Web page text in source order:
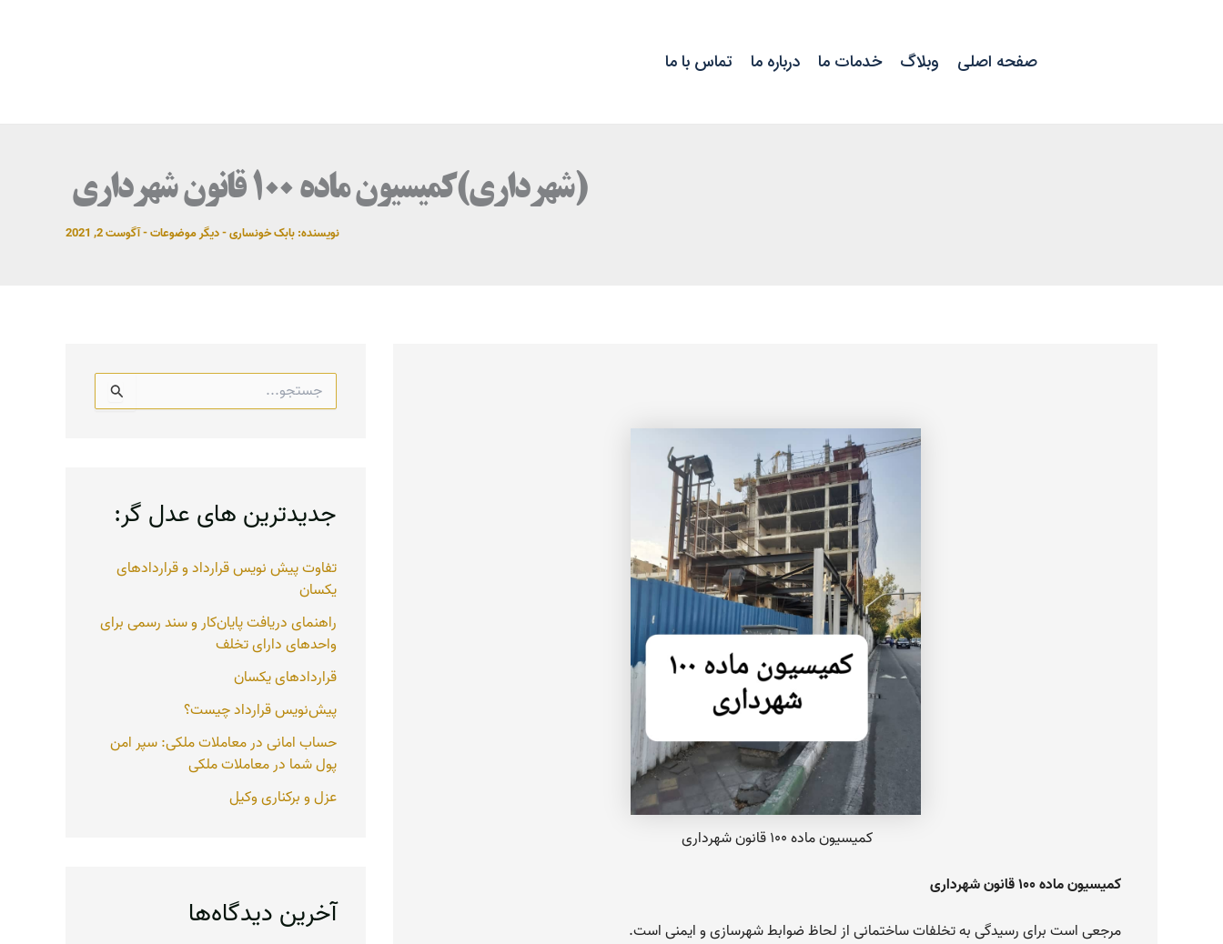
صفحه اصلی وبلاگ خدمات ما درباره ما تماس با ما
(شهرداری)کمیسیون ماده ۱۰۰ قانون شهرداری
نویسنده:بابک خونساری-دیگر موضوعات-آگوست 2, 2021
کمیسیون ماده ۱۰۰ قانون شهرداری
کمیسیون ماده ۱۰۰ قانون شهرداری
مرجعی است برای رسیدگی به تخلفات ساختمانی از لحاظ ضوابط شهرسازی و ایمنی است.
س
اجدیدترین های عدل گر:
تفاوت پیش نویس قرارداد و قراردادهای
یکسان
راهنمای دریافت پایان‌کار و سند رسمی برای
واحدهای دارای تخلف
قراردادهای یکسان
پیش‌نویس قرارداد چیست؟
حساب امانی در معاملات ملکی: سپر امن
پول شما در معاملات ملکی
عزل و برکناری وکیل
آخرین دیدگاه‌ها